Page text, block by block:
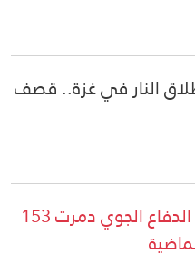
النار في غزة.. قصف
وزارة الدفاع الروسية: أنظمة الدفاع الجوي دمرت 153